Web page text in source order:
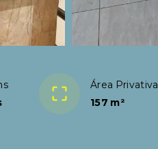
Área Privativa
157 m²